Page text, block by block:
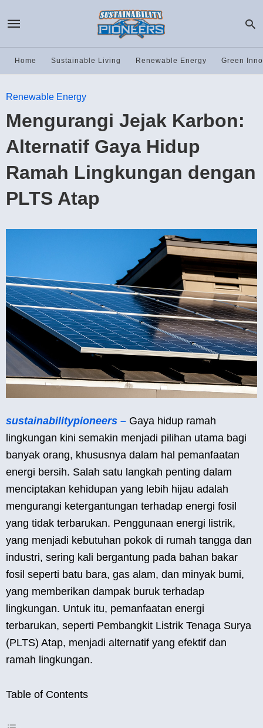
Home Sustainable Living Renewable Energy Green
Renewable Energy
Mengurangi Jejak Karbon:
Alternatif Gaya Hidup
Ramah Lingkungan dengan
PLTS Atap
sustainabilitypioneers – Gaya hidup ramah
lingkungan kini semakin menjadi pilihan utama bagi
banyak orang, khususnya dalam hal pemanfaatan
energi bersih. Salah satu langkah penting dalam
menciptakan kehidupan yang lebih hijau adalah
mengurangi ketergantungan terhadap energi fosil
yang tidak terbarukan. Penggunaan energi listrik,
yang menjadi kebutuhan pokok di rumah tangga dan
industri, sering kali bergantung pada bahan bakar
fosil seperti batu bara, gas alam, dan minyak bumi,
yang memberikan dampak buruk terhadap
lingkungan. Untuk itu, pemanfaatan energi
terbarukan, seperti Pembangkit Listrik Tenaga Surya
(PLTS) Atap, menjadi alternatif yang efektif dan
ramah lingkungan.
Table of Contents